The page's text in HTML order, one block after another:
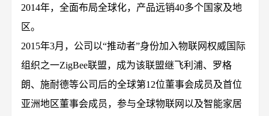
2014年，全面布局全球化，产品远销40多个国家及地
区。
2015年3月，公司以“推动者”身份加入物联网权威国际
组织之一ZigBee联盟，成为该联盟继飞利浦、罗格
朗、施耐德等公司后的全球第12位董事会成员及首位
亚洲地区董事会成员，参与全球物联网以及智能家居